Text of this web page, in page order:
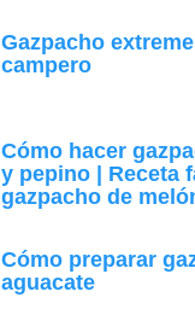
Gazpacho
campero
Cómo hacer
y pepino | Receta
gazpacho de
Cómo preparar
aguacate